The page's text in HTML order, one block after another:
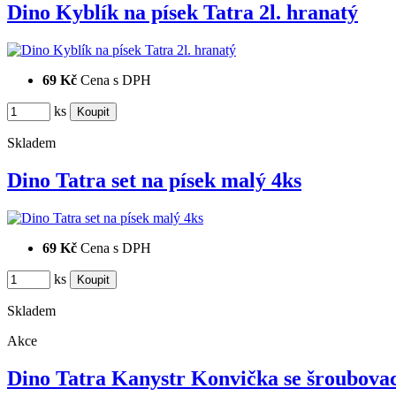
Dino Kyblík na písek Tatra 2l. hranatý
69 Kč Cena s DPH
ks
Skladem
Dino Tatra set na písek malý 4ks
69 Kč Cena s DPH
ks
Skladem
Akce
Dino Tatra Kanystr Konvička se